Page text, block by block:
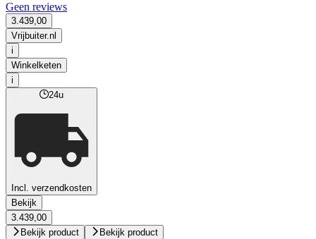
Geen reviews
3.439,00
Vrijbuiter.nl
i
Winkelketen
i
24u
Incl. verzendkosten
Bekijk
3.439,00
Bekijk product
Bekijk product